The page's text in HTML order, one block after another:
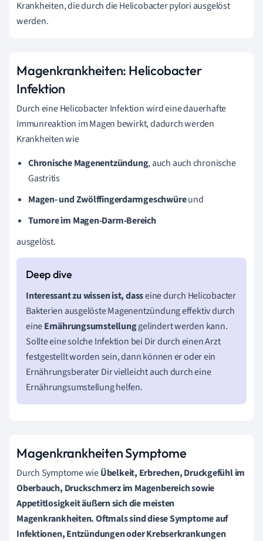
Krankheiten, die durch die Helicobacter pylori ausgelöst
werden.
Magenkrankheiten: Helicobacter
Infektion
Durch eine Helicobacter Infektion wird eine dauerhafte
Immunreaktion im Magen bewirkt, dadurch werden
Krankheiten wie
ChronischeMagenentzündung, auch auch chronische
Gastritis
Magen- und Zwölffingerdarmgeschwüreund
Tumore im Magen-Darm-Bereich
ausgelöst.
Interessant zu wissen ist, dasseine durch Helicobacter
Bakterien ausgelöste Magenentzündung effektiv durch
eineErnährungsumstellunggelindert werden kann.
Sollte eine solche Infektion bei Dir durch einen Arzt
festgestellt worden sein, dann können er oder ein
Ernährungsberater Dir vielleicht auch durch eine
Ernährungsumstellung helfen.
Magenkrankheiten Symptome
Durch Symptome wieÜbelkeit, Erbrechen, Druckgefühl im
Oberbauch, Druckschmerz im Magenbereich sowie
Appetitlosigkeit äußern sich die meisten
Magenkrankheiten. Oftmals sind diese Symptome auf
Infektionen, Entzündungen oder Krebserkrankungen